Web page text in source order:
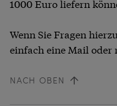
1000 Euro liefern
Wenn Sie Fragen
einfach eine Mail oder
NACH OBEN